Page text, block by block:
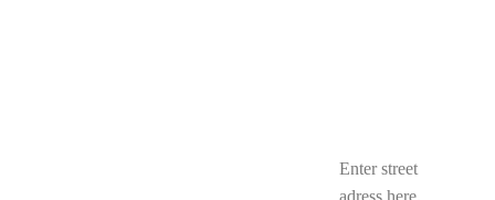
Enter street
adress here.